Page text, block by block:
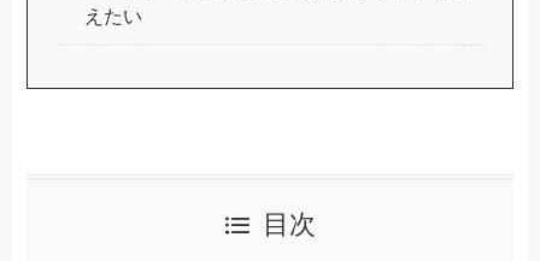
えたい
目次